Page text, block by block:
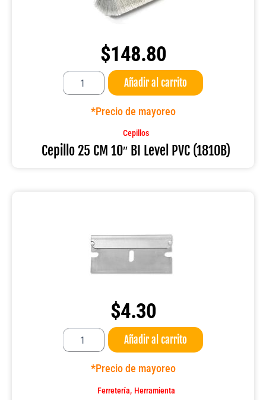
$148.80
Cepillo
CM
PVC
(1810B)
Añadir al carrito
*Precio de mayoreo
Cepillos
Cepillo 25 CM 10″ BI Level PVC (1810B)
$4.30
Hoja
navaja
Añadir al carrito
*Precio de mayoreo
Ferretería, Herramienta